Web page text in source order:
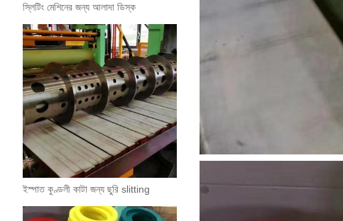
স্লিটিং মেশিনের জন্য আলাদা ডিস্ক
ইস্পাত কুণ্ডলী কাটা জন্য ছুরি slitting